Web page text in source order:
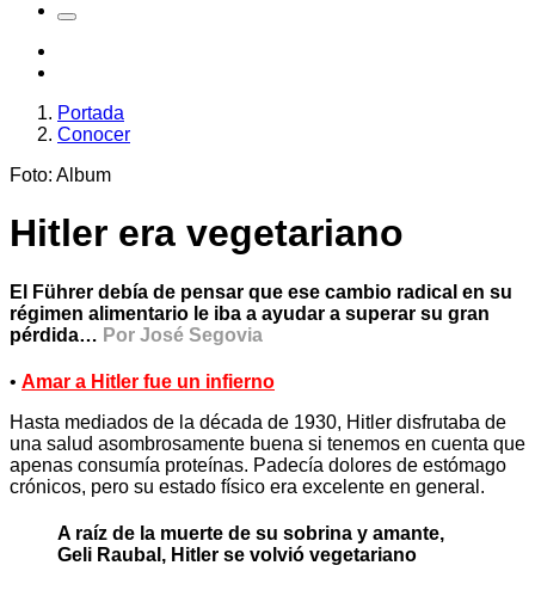
Portada
Conocer
Foto: Album
Hitler era vegetariano
El Führer debía de pensar que ese cambio radical en su
régimen alimentario le iba a ayudar a superar su gran
pérdida… Por José Segovia
• Amar a Hitler fue un infierno
Hasta mediados de la década de 1930, Hitler disfrutaba de
una salud asombrosamente buena si tenemos en cuenta que
apenas consumía proteínas. Padecía dolores de estómago
crónicos, pero su estado físico era excelente en general.
A raíz de la muerte de su sobrina y amante,
Geli Raubal, Hitler se volvió vegetariano